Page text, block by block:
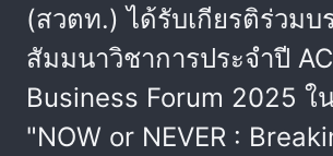
(สวตท.) ได้รับเกียรติร่วมบ
สัมมนาวิชาการประจำปี
Business Forum 2025 ใ
"NOW or NEVER :